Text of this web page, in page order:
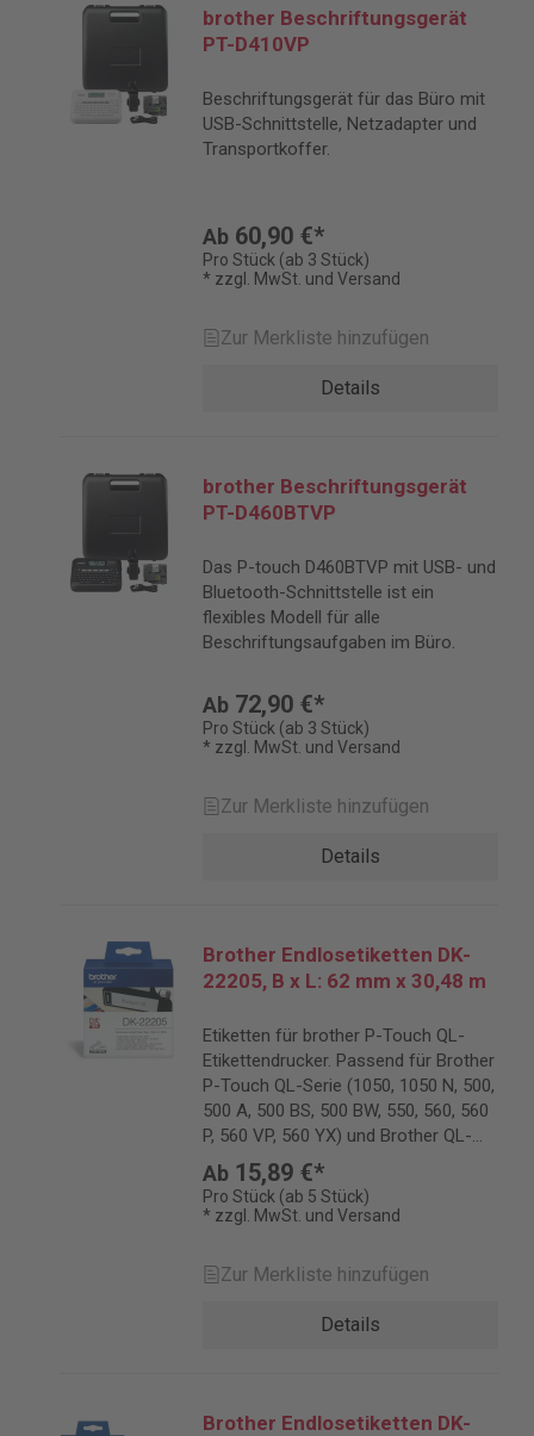
brother Beschriftungsgerät
PT-D410VP
Beschriftungsgerät für das Büro mit
USB-Schnittstelle, Netzadapter und
Transportkoffer.
Ab 60,90 €*
Pro Stück (ab 3 Stück)
* zzgl. MwSt. und Versand
Zur Merkliste hinzufügen
Details
brother Beschriftungsgerät
PT-D460BTVP
Das P-touch D460BTVP mit USB- und
Bluetooth-Schnittstelle ist ein
flexibles Modell für alle
Beschriftungsaufgaben im Büro.
Ab 72,90 €*
Pro Stück (ab 3 Stück)
* zzgl. MwSt. und Versand
Zur Merkliste hinzufügen
Details
Brother Endlosetiketten DK-
22205, B x L: 62 mm x 30,48 m
Etiketten für brother P-Touch QL-
Etikettendrucker. Passend für Brother
P-Touch QL-Serie (1050, 1050 N, 500,
500 A, 500 BS, 500 BW, 550, 560, 560
P, 560 VP, 560 YX) und Brother QL-
Serie (1060, 1060 N, 570, 580 N, 650
TD, 700, 700 B, 710, 710 W, 710 WSP,
720 NW, 800, 810, 810 W, 820, 820
Ab 15,89 €*
Pro Stück (ab 5 Stück)
* zzgl. MwSt. und Versand
Zur Merkliste hinzufügen
Details
Brother Endlosetiketten DK-